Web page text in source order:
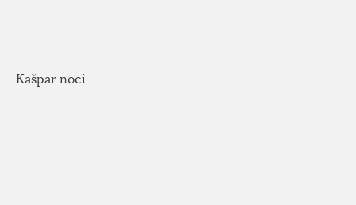
Kašpar noci